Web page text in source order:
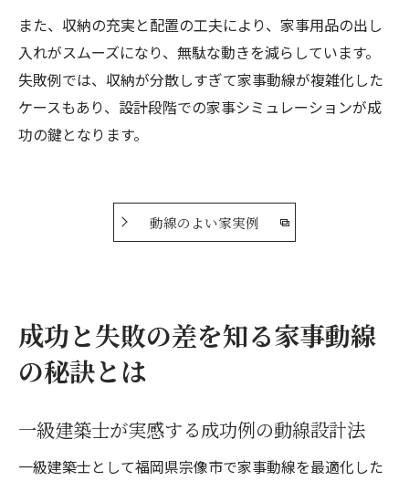
また、収納の充実と配置の工夫により、家事用品の出し
入れがスムーズになり、無駄な動きを減らしています。
失敗例では、収納が分散しすぎて家事動線が複雑化した
ケースもあり、設計段階での家事シミュレーションが成
功の鍵となります。
動線のよい家実例
成功と失敗の差を知る家事動線
の秘訣とは
一級建築士が実感する成功例の動線設計法
一級建築士として福岡県宗像市で家事動線を最適化した